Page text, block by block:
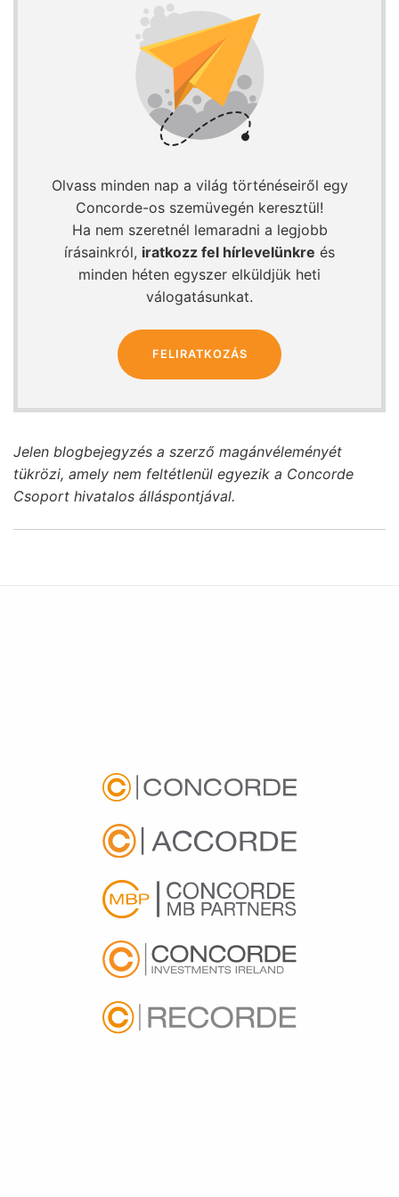
Olvass minden nap a világ történéseiről egy
Concorde-os szemüvegén keresztül!
Ha nem szeretnél lemaradni a legjobb
írásainkról, iratkozz fel hírlevelünkre és
minden héten egyszer elküldjük heti
válogatásunkat.
FELIRATKOZÁS
Jelen blogbejegyzés a szerző magánvéleményét
tükrözi, amely nem feltétlenül egyezik a Concorde
Csoport hivatalos álláspontjával.